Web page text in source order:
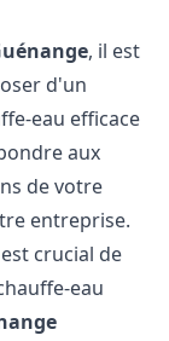
, il est
d'un
eau efficace
aux
de votre
entreprise.
crucial de
eau